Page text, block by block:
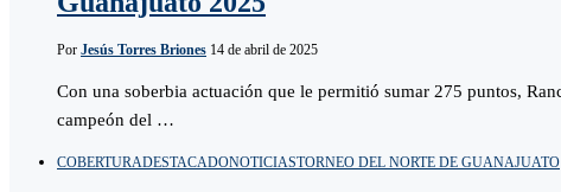
Por Jesús Torres Briones 14 de abril de 2025
Con una soberbia actuación que le permitió sumar 275 puntos,
campeón del …
COBERTURADESTACADONOTICIASTORNEO DEL NORTE DE GUANAJUATO